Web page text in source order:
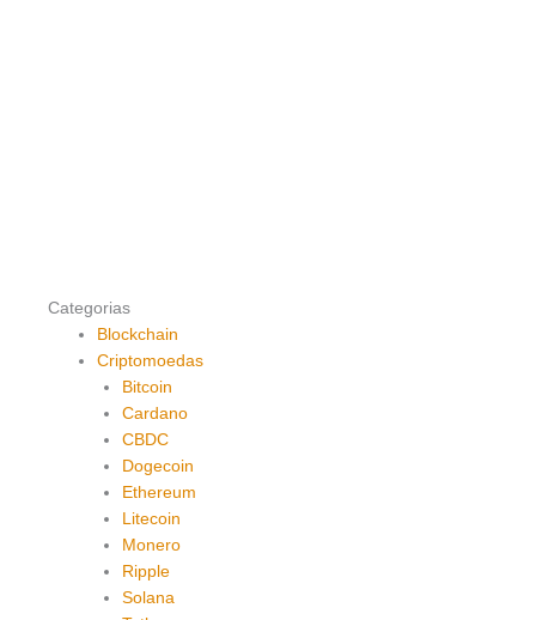
Categorias
Blockchain
Criptomoedas
Bitcoin
Cardano
CBDC
Dogecoin
Ethereum
Litecoin
Monero
Ripple
Solana